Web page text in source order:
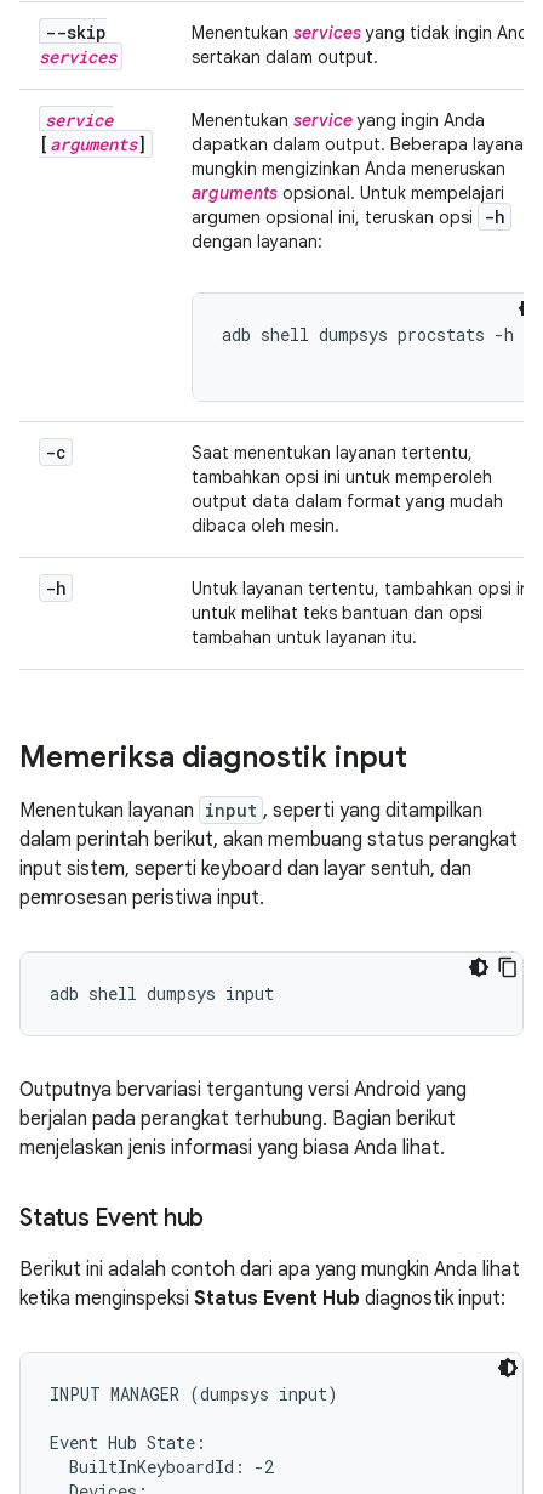
--skip
services
Menentukan servicesyang tidak ingin Anda
sertakan dalam output.
service
[ arguments]
Menentukan serviceyang ingin Anda
dapatkan dalam output. Beberapa layanan
mungkin mengizinkan Anda meneruskan
arguments opsional. Untuk mempelajari
argumen opsional ini, teruskan opsi
-h
dengan layanan:
adb shell dumpsys procstats -h
-c
Saat menentukan layanan tertentu,
tambahkan opsi ini untuk memperoleh
output data dalam format yang mudah
dibaca oleh mesin.
-h
Untuk layanan tertentu, tambahkan opsi ini
untuk melihat teks bantuan dan opsi
tambahan untuk layanan itu.
Memeriksa diagnostik input
Menentukan layanan input , seperti yang ditampilkan
dalam perintah berikut, akan membuang status perangkat
input sistem, seperti keyboard dan layar sentuh, dan
pemrosesan peristiwa input.
Outputnya bervariasi tergantung versi Android yang
berjalan pada perangkat terhubung. Bagian berikut
menjelaskan jenis informasi yang biasa Anda lihat.
Status Event hub
Berikut ini adalah contoh dari apa yang mungkin Anda lihat
ketika menginspeksi Status Event Hub diagnostik input:
INPUT MANAGER (dumpsys input)
Event Hub State:
  BuiltInKeyboardId: -2